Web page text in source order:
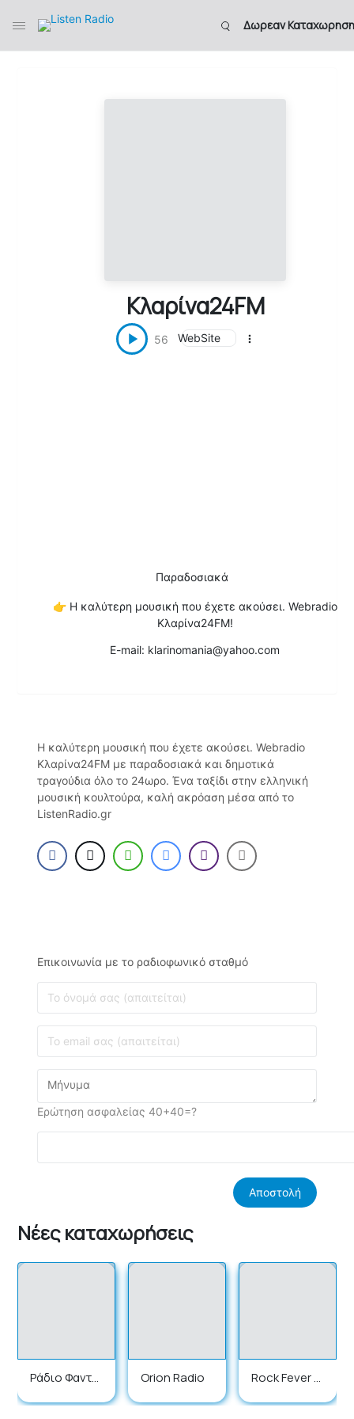
Δωρεαν
Κλαρίνα24FM
56 WebSite
Παραδοσιακά
👉 Η καλύτερη μουσική που έχετε ακούσει. Webradio
Κλαρίνα24FM!
E-mail: klarinomania@yahoo.com
Η καλύτερη μουσική που έχετε ακούσει. Webradio
Κλαρίνα24FM με παραδοσιακά και δημοτικά
τραγούδια όλο το 24ωρο. Ένα ταξίδι στην ελληνική
μουσική κουλτούρα, καλή ακρόαση μέσα από το
ListenRadio.gr
Επικοινωνία με το ραδιοφωνικό σταθμό
Ερώτηση ασφαλείας 40+40=?
Νέες καταχωρήσεις
Ράδιο Φαντα
Orion Radio
Rock Fever R